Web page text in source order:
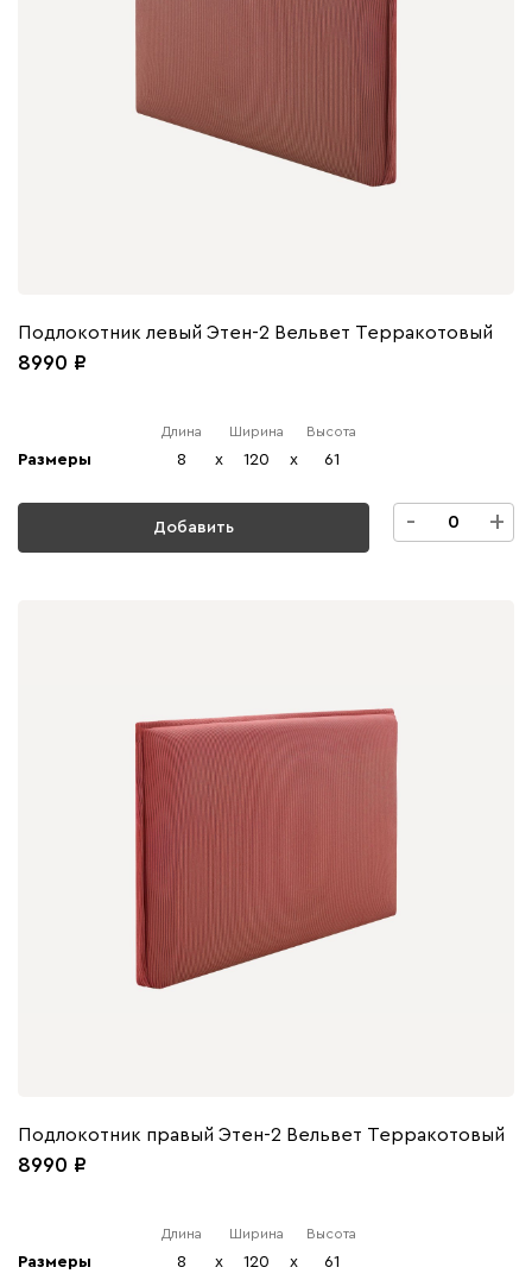
Подлокотник левый Этен-2 Вельвет Терракотовый
8990
Размеры
Длина
8 x
Ширина
120 x
Высота
61
Добавить - +
Подлокотник правый Этен-2 Вельвет Терракотовый
8990
Размеры
Длина
8 x
Ширина
120 x
Высота
61